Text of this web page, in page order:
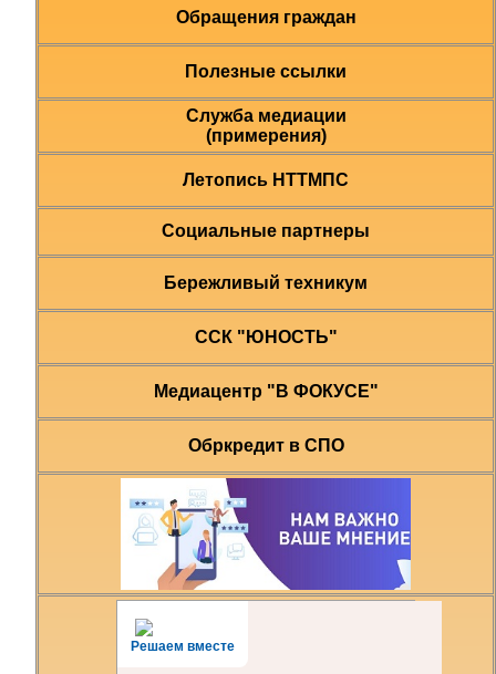
Обращения граждан
Полезные ссылки
Служба медиации
(примерения)
Летопись НТТМПС
Социальные партнеры
Бережливый техникум
ССК "ЮНОСТЬ"
Медиацентр "В ФОКУСЕ"
Обркредит в СПО
Решаем вместе